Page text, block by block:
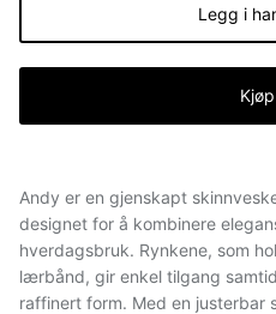
Legg i
Andy er en gjenskapt
designet for å kombinere
hverdagsbruk. Rynkene, som
lærbånd, gir enkel tilgang
raffinert form. Med en justerbar